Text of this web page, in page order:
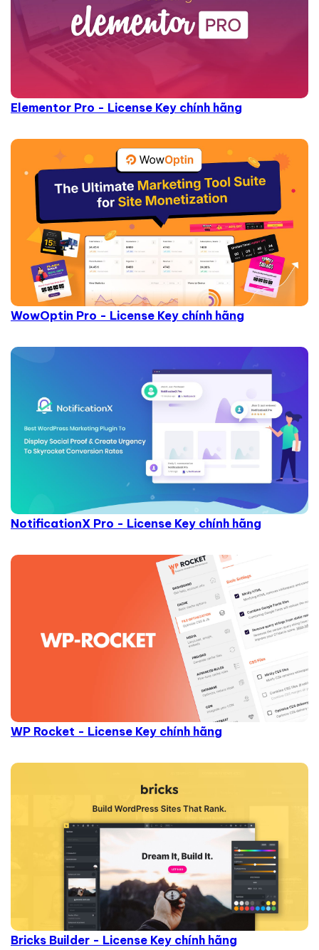
Elementor Pro - License Key chính hãng
WowOptin Pro - License Key chính hãng
NotificationX Pro - License Key chính hãng
WP Rocket - License Key chính hãng
Bricks Builder - License Key chính hãng